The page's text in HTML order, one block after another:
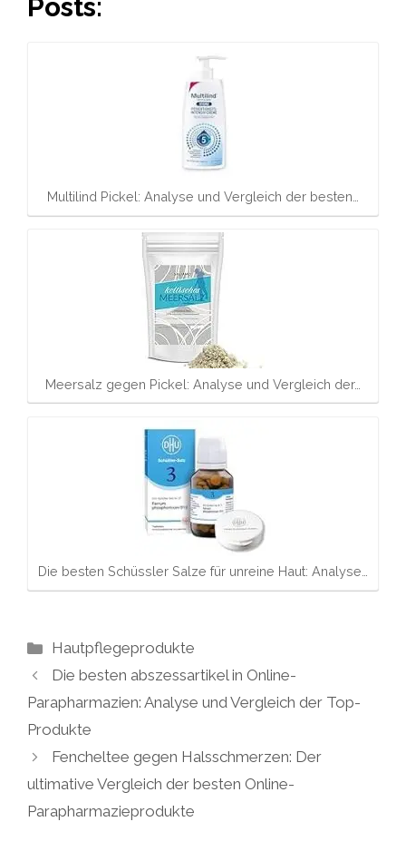
Posts:
Multilind Pickel: Analyse und Vergleich der besten…
Meersalz gegen Pickel: Analyse und Vergleich der…
Die besten Schüssler Salze für unreine Haut: Analyse…
Kategorien
Hautpflegeprodukte
Die besten abszessartikel in Online-
Parapharmazien: Analyse und Vergleich der Top-
Produkte
Fencheltee gegen Halsschmerzen: Der
ultimative Vergleich der besten Online-
Parapharmazieprodukte